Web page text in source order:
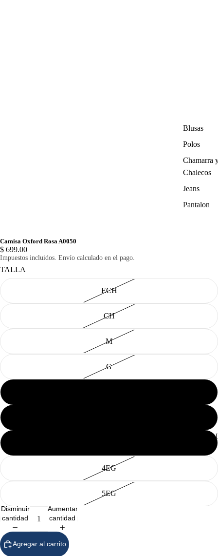
Blusas
Polos
Chamarra
Chalecos
Jeans
Pantalon
Camisa Oxford Rosa A0050
$ 699.00
Impuestos incluidos. Envío calculado en el pago.
TALLA
ECH
CH
M
G
4EG
5EG
Disminuir
cantidad
Aumentar
cantidad
Agregar al carrito